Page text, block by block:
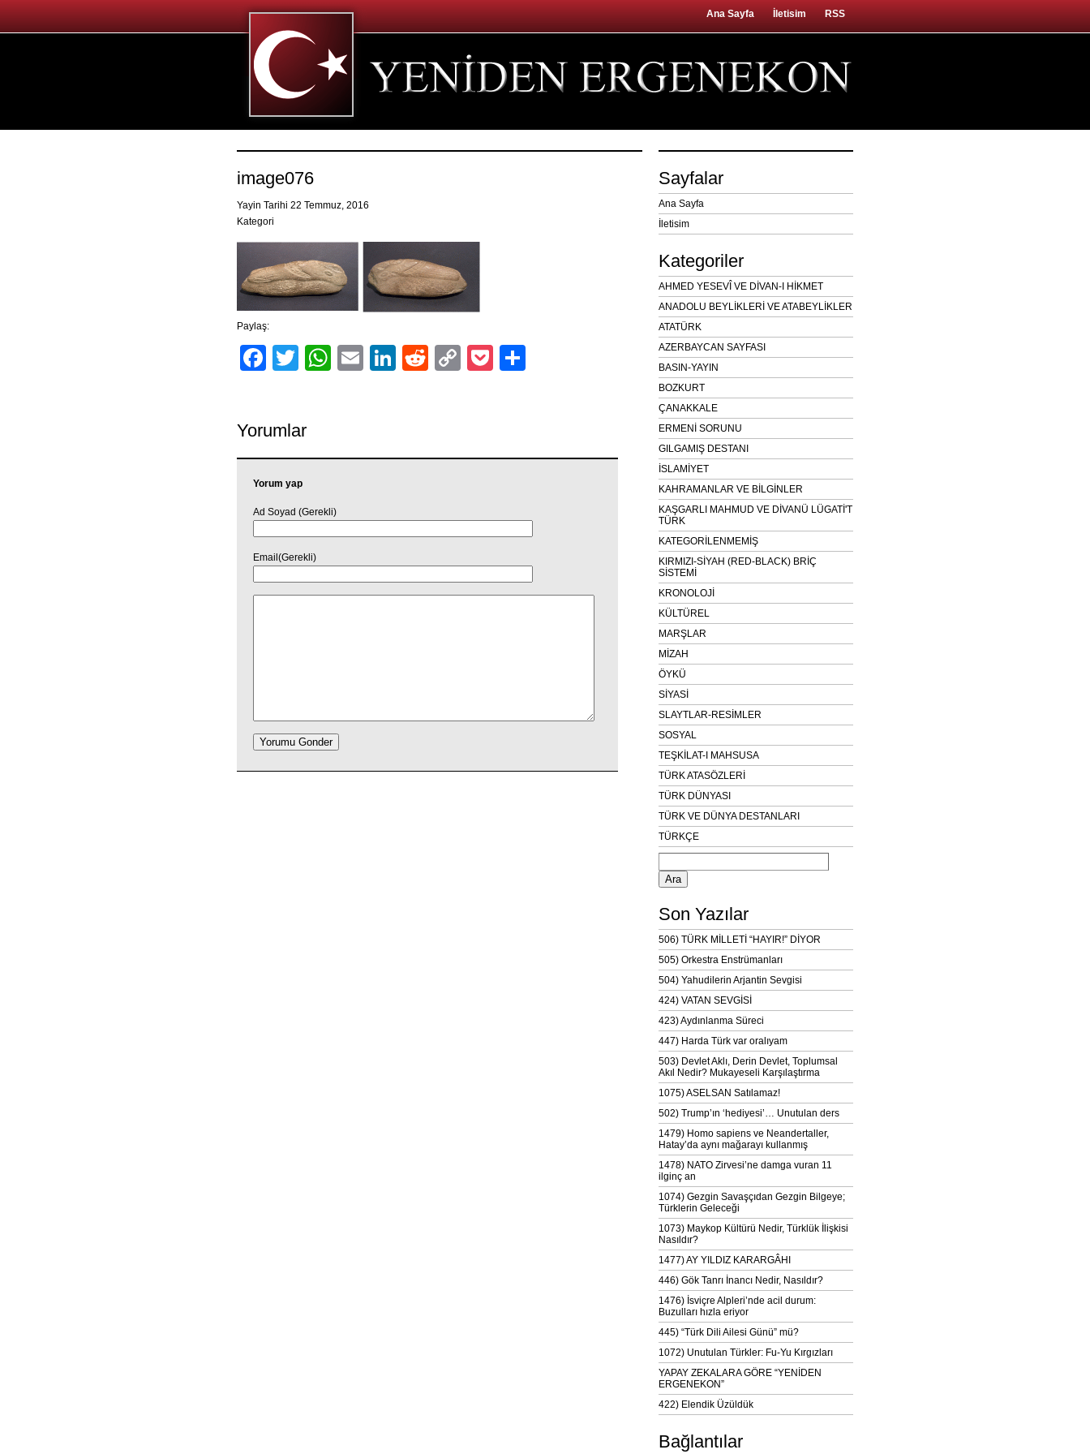
Ana Sayfa İletisim RSS
image076
Yayin Tarihi 22 Temmuz, 2016
Kategori
Paylaş:
Facebook
TwitterWhatsApp
EmailLinkedIn
RedditCopyPocket
Yorumlar
Yorum yap
Ad Soyad (Gerekli)
Email(Gerekli)
Sayfalar
Ana Sayfa
İletisim
Kategoriler
AHMED YESEVÎ VE DİVAN-I HİKMET
ANADOLU BEYLİKLERİ VE ATABEYLİKLER
ATATÜRK
AZERBAYCAN SAYFASI
BASIN-YAYIN
BOZKURT
ÇANAKKALE
ERMENİ SORUNU
GILGAMIŞ DESTANI
İSLAMİYET
KAHRAMANLAR VE BİLGİNLER
KAŞGARLI MAHMUD VE DİVANÜ LÜGATİ'T
TÜRK
KATEGORİLENMEMİŞ
KIRMIZI-SİYAH (RED-BLACK) BRİÇ
SİSTEMİ
KRONOLOJİ
KÜLTÜREL
MARŞLAR
MİZAH
ÖYKÜ
SİYASİ
SLAYTLAR-RESİMLER
SOSYAL
TEŞKİLAT-I MAHSUSA
TÜRK ATASÖZLERİ
TÜRK DÜNYASI
TÜRK VE DÜNYA DESTANLARI
TÜRKÇE
Arama:
Son Yazılar
506) TÜRK MİLLETİ “HAYIR!” DİYOR
505) Orkestra Enstrümanları
504) Yahudilerin Arjantin Sevgisi
424) VATAN SEVGİSİ
423) Aydınlanma Süreci
447) Harda Türk var oralıyam
503) Devlet Aklı, Derin Devlet, Toplumsal
Akıl Nedir? Mukayeseli Karşılaştırma
1075) ASELSAN Satılamaz!
502) Trump’ın ‘hediyesi’… Unutulan ders
1479) Homo sapiens ve Neandertaller,
Hatay’da aynı mağarayı kullanmış
1478) NATO Zirvesi’ne damga vuran 11
ilginç an
1074) Gezgin Savaşçıdan Gezgin Bilgeye;
Türklerin Geleceği
1073) Maykop Kültürü Nedir, Türklük İlişkisi
Nasıldır?
1477) AY YILDIZ KARARGÂHI
446) Gök Tanrı İnancı Nedir, Nasıldır?
1476) İsviçre Alpleri’nde acil durum:
Buzulları hızla eriyor
445) “Türk Dili Ailesi Günü” mü?
1072) Unutulan Türkler: Fu-Yu Kırgızları
YAPAY ZEKALARA GÖRE “YENİDEN
ERGENEKON”
422) Elendik Üzüldük
Bağlantılar